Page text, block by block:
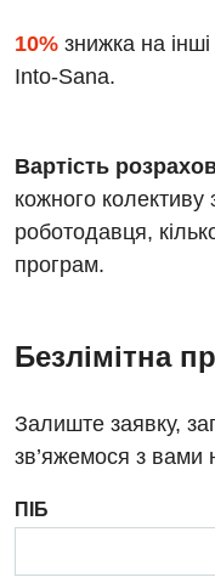
Відгуки
Рентгенографія
Для дорослих
Акушерство і
Алергологія,
Безоплатні послуги
Вакцинація
Гематологія
Українська
10% знижка на
Into-Sana.
Вартість
кожного колективу
роботодавця,
програм.
Безлімітна
Залиште заявку,
зв’яжемося з
ПІБ